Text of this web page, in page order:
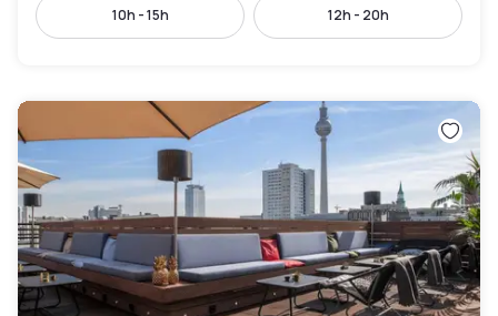
10h - 15h 12h - 20h